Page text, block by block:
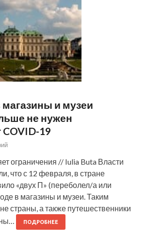
и музеи
не нужен
19
ограничения // Iulia Buta Власти
что с 12 февраля, в стране
«двух П» (переболел/а или
в магазины и музеи. Таким
страны, а также путешественники
ПОДРОБНЕЕ